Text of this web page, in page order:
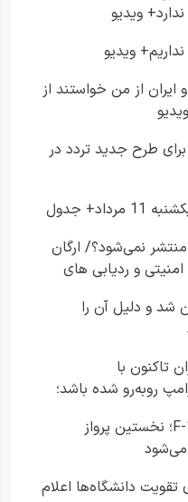
ویدیو
ویدیو
ایران از من خواستند از
طرح جدید تردد در
جدول
نمی‌شود؟/ ارگان
و ردیابی های
به ایران شد و دلیل آن را
تاکنون با
روبه‌رو شده باشد؛
جنگنده نسل ششم آمریکا F-۴۷؛ نخستین پرواز
دانشگاه‌ها اعلام